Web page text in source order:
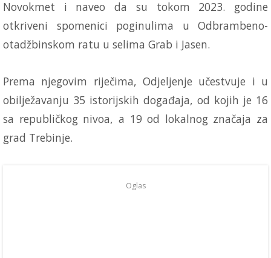
Novokmet i naveo da su tokom 2023. godine
otkriveni spomenici poginulima u Odbrambeno-
otadžbinskom ratu u selima Grab i Jasen.
Prema njegovim riječima, Odjeljenje učestvuje i u
obilježavanju 35 istorijskih događaja, od kojih je 16
sa republičkog nivoa, a 19 od lokalnog značaja za
grad Trebinje.
Oglas